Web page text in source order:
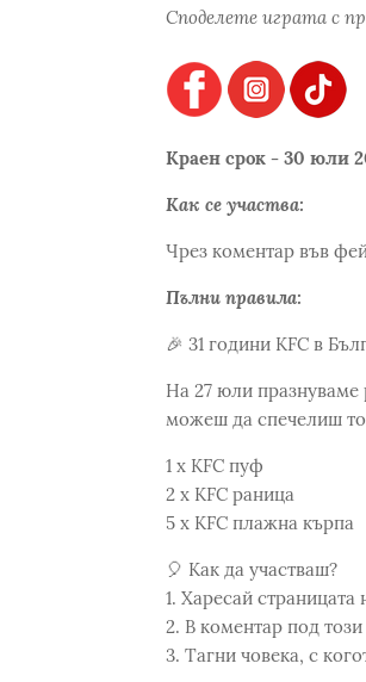
Споделете играта с
Краен срок - 30 юли
Как се участва:
Чрез коментар във
Пълни правила:
🎉 31 години KFC в
На 27 юли празнуваме
можеш да спечелиш
1 х KFC пуф
2 х KFC раница
5 х KFC плажна кърпа
🎈 Как да участваш?
1. Харесай страницата
2. В коментар под
3. Тагни човека, с